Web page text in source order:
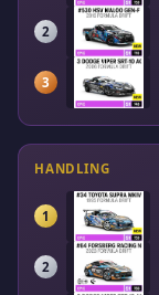
2
3
HANDLING
1
2